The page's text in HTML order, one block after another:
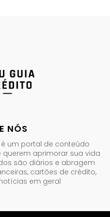
NÓS
é um portal de conteúdo
querem aprimorar sua vida
são diários e abragem
cartões de crédito,
em geral